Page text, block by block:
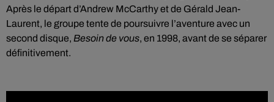
Après le départ d’Andrew McCarthy et de Gérald Jean-
Laurent, le groupe tente de poursuivre l’aventure avec un
second disque, Besoin de vous, en 1998, avant de se séparer
définitivement.